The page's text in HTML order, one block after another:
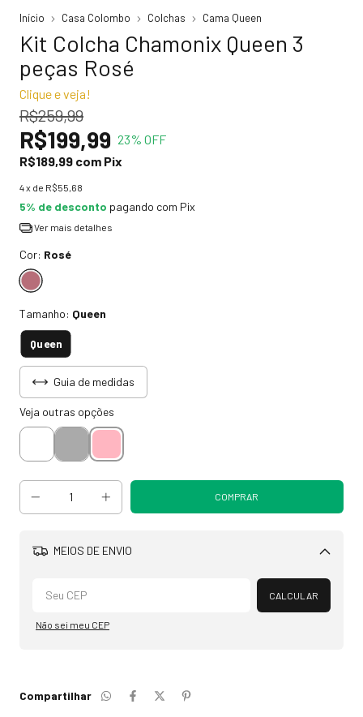
Início Casa Colombo Colchas Cama Queen
Kit Colcha Chamonix Queen 3
peças Rosé
Clique e veja!
R$259,99
R$199,99 23% OFF
R$189,99 com Pix
4x de R$55,68
5% de desconto pagando com Pix
Ver mais detalhes
Cor: Rosé
Tamanho: Queen
Queen
Guia de medidas
Veja outras opções
MEIOS DE ENVIO
Alterar CEP
CALCULAR
Não sei meu CEP
Compartilhar